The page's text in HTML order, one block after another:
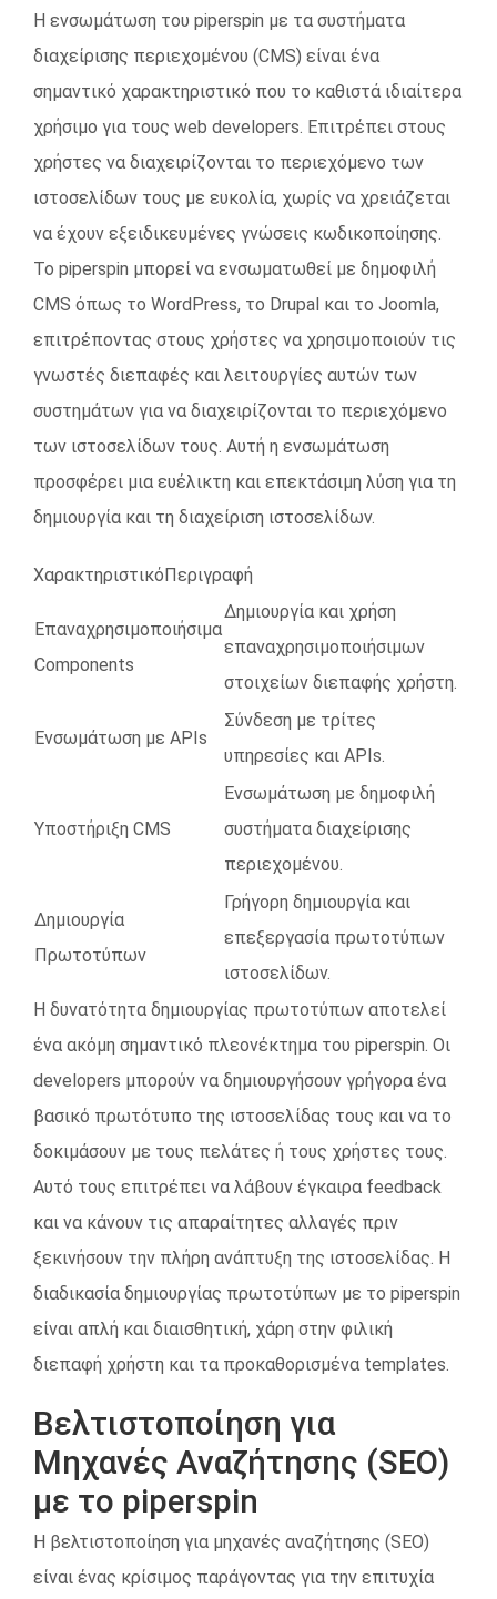
Η ενσωμάτωση του piperspin με τα συστήματα
διαχείρισης περιεχομένου (CMS) είναι ένα
σημαντικό χαρακτηριστικό που το καθιστά ιδιαίτερα
χρήσιμο για τους web developers. Επιτρέπει στους
χρήστες να διαχειρίζονται το περιεχόμενο των
ιστοσελίδων τους με ευκολία, χωρίς να χρειάζεται
να έχουν εξειδικευμένες γνώσεις κωδικοποίησης.
Το piperspin μπορεί να ενσωματωθεί με δημοφιλή
CMS όπως το WordPress, το Drupal και το Joomla,
επιτρέποντας στους χρήστες να χρησιμοποιούν τις
γνωστές διεπαφές και λειτουργίες αυτών των
συστημάτων για να διαχειρίζονται το περιεχόμενο
των ιστοσελίδων τους. Αυτή η ενσωμάτωση
προσφέρει μια ευέλικτη και επεκτάσιμη λύση για τη
δημιουργία και τη διαχείριση ιστοσελίδων.
ΧαρακτηριστικόΠεριγραφή
Επαναχρησιμοποιήσιμα
Components
Δημιουργία και χρήση
επαναχρησιμοποιήσιμων
στοιχείων διεπαφής χρήστη.
Ενσωμάτωση με APIs
Σύνδεση με τρίτες
υπηρεσίες και APIs.
Υποστήριξη CMS
Ενσωμάτωση με δημοφιλή
συστήματα διαχείρισης
περιεχομένου.
Δημιουργία
Πρωτοτύπων
Γρήγορη δημιουργία και
επεξεργασία πρωτοτύπων
ιστοσελίδων.
Η δυνατότητα δημιουργίας πρωτοτύπων αποτελεί
ένα ακόμη σημαντικό πλεονέκτημα του piperspin. Οι
developers μπορούν να δημιουργήσουν γρήγορα ένα
βασικό πρωτότυπο της ιστοσελίδας τους και να το
δοκιμάσουν με τους πελάτες ή τους χρήστες τους.
Αυτό τους επιτρέπει να λάβουν έγκαιρα feedback
και να κάνουν τις απαραίτητες αλλαγές πριν
ξεκινήσουν την πλήρη ανάπτυξη της ιστοσελίδας. Η
διαδικασία δημιουργίας πρωτοτύπων με το piperspin
είναι απλή και διαισθητική, χάρη στην φιλική
διεπαφή χρήστη και τα προκαθορισμένα templates.
Βελτιστοποίηση για
Μηχανές Αναζήτησης (SEO)
με το piperspin
Η βελτιστοποίηση για μηχανές αναζήτησης (SEO)
είναι ένας κρίσιμος παράγοντας για την επιτυχία